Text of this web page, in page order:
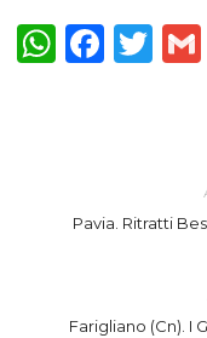
Pavia. Ritratti
Farigliano (Cn). I